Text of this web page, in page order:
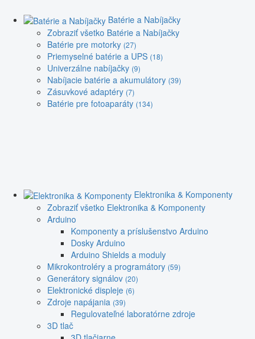
Batérie a Nabíjačky
Zobraziť všetko Batérie a Nabíjačky
Batérie pre motorky (27)
Priemyselné batérie a UPS (18)
Univerzálne nabíjačky (9)
Nabíjacie batérie a akumulátory (39)
Zásuvkové adaptéry (7)
Batérie pre fotoaparáty (134)
Elektronika & Komponenty
Zobraziť všetko Elektronika & Komponenty
Arduino
Komponenty a príslušenstvo Arduino
Dosky Arduino
Arduino Shields a moduly
Mikrokontroléry a programátory (59)
Generátory signálov (20)
Elektronické displeje (6)
Zdroje napájania (39)
Regulovateľné laboratórne zdroje
3D tlač